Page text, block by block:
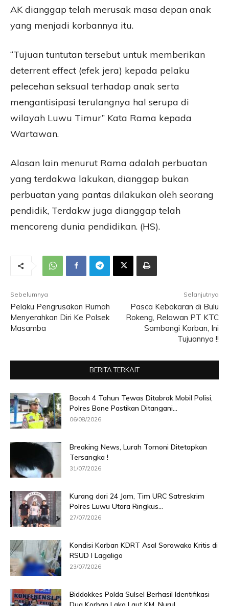
AK dianggap telah merusak masa depan anak
yang menjadi korbannya itu.
“Tujuan tuntutan tersebut untuk memberikan
deterrent effect (efek jera) kepada pelaku
pelecehan seksual terhadap anak serta
mengantisipasi terulangnya hal serupa di
wilayah Luwu Timur” Kata Rama kepada
Wartawan.
Alasan lain menurut Rama adalah perbuatan
yang terdakwa lakukan, dianggap bukan
perbuatan yang pantas dilakukan oleh seorang
pendidik, Terdakw juga dianggap telah
mencoreng dunia pendidikan. (HS).
Sebelumnya
Pelaku Pengrusakan Rumah
Menyerahkan Diri Ke Polsek
Masamba
Selanjutnya
Pasca Kebakaran di Bulu
Rokeng, Relawan PT KTC
Sambangi Korban, Ini
Tujuannya !!
BERITA TERKAIT
Bocah 4 Tahun Tewas Ditabrak Mobil Polisi,
Polres Bone Pastikan Ditangani...
06/08/2026
Breaking News, Lurah Tomoni Ditetapkan
Tersangka !
31/07/2026
Kurang dari 24 Jam, Tim URC Satreskrim
Polres Luwu Utara Ringkus...
27/07/2026
Kondisi Korban KDRT Asal Sorowako Kritis di
RSUD I Lagaligo
23/07/2026
Biddokkes Polda Sulsel Berhasil Identifikasi